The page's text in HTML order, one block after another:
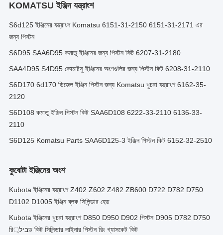
KOMATSU ইঞ্জিন যন্ত্রাংশ
S6d125 ইঞ্জিনের যন্ত্রাংশ Komatsu 6151-31-2150 6151-31-2171 এর
জন্য পিস্টন
S6D95 SAA6D95 কমাতু ইঞ্জিনের জন্য পিস্টন কিট 6207-31-2180
SAA4D95 S4D95 কোমাটসু ইঞ্জিনের অংশগুলির জন্য পিস্টন কিট 6208-31-2110
S6D170 6d170 ডিজেল ইঞ্জিন পিস্টন জন্য Komatsu খুচরা যন্ত্রাংশ 6162-35-
2120
S6D108 কমাতু ইঞ্জিন পিস্টন কিট SAA6D108 6222-33-2110 6136-33-
2110
S6D125 Komatsu Parts SAA6D125-3 ইঞ্জিন পিস্টন কিট 6152-32-2510
কুবোটা ইঞ্জিনের অংশ
Kubota ইঞ্জিনের যন্ত্রাংশ Z402 Z602 Z482 ZB600 D722 D782 D750
D1102 D1005 ইঞ্জিন ব্লক সিলিন্ডার হেড
Kubota ইঞ্জিনের খুচরা যন্ত্রাংশ D850 D950 D902 পিস্টন D905 D782 D750
রিביל্ড কিট সিলিন্ডার লাইনার পিস্টন রিং গ্যাসকেট কিট